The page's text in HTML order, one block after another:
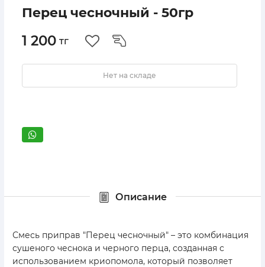
Перец чесночный - 50гр
1 200 тг
Нет на складе
Описание
Смесь приправ "Перец чесночный" – это комбинация
сушеного чеснока и черного перца, созданная с
использованием криопомола, который позволяет